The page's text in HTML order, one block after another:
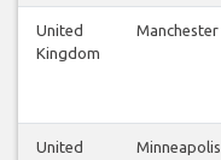
United
Kingdom
Manchester
United
Minneapolis